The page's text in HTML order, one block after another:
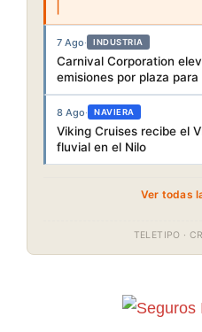
7 Ago· INDUSTRIA
Carnival Corporation
emisiones por plaza
8 Ago· NAVIERA
Viking Cruises recibe el
fluvial en el Nilo
Ver todas
TELETIPO ·